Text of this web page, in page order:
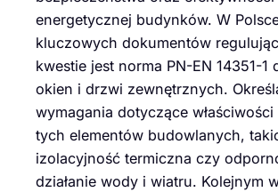
energetycznej budynków. W
kluczowych dokumentów
kwestie jest norma PN-EN 14351-1
okien i drzwi zewnętrznych.
wymagania dotyczące
tych elementów budowlanych,
izolacyjność termiczna czy
działanie wody i wiatru. Kolejnym